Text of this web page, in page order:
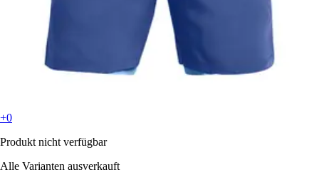
+0
Produkt nicht verfügbar
Alle Varianten ausverkauft